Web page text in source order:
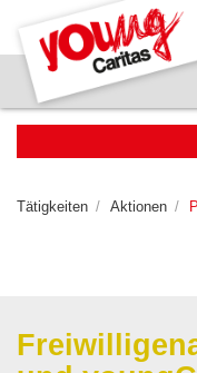
Zum
Hauptinhalt
springen
Tätigkeiten Aktionen